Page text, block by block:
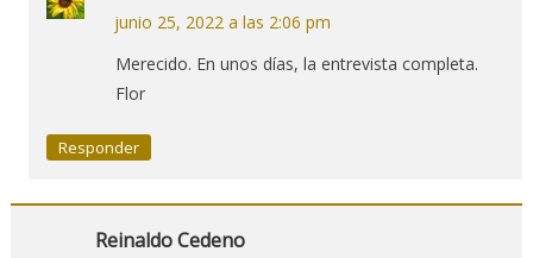
junio 25, 2022 a las 2:06 pm
Merecido. En unos días, la entrevista completa.
Flor
Responder
Reinaldo Cedeno